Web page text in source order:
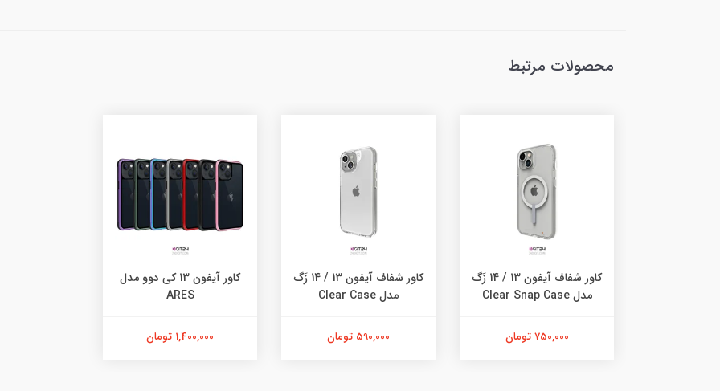
محصولات مرتبط
کاور شفاف آیفون 13 / 14 زَگ
مدل Clear Snap Case
750,000 تومان
کاور شفاف آیفون 13 / 14 زَگ
مدل Clear Case
590,000 تومان
کاور آیفون 13 کی دوو مدل
ARES
1,400,000 تومان